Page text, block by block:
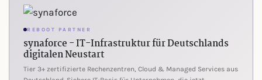
REBOOT PARTNER
synaforce - IT-Infrastruktur für Deutschlands
digitalen Neustart
Tier 3+ zertifizierte Rechenzentren, Cloud & Managed Services aus